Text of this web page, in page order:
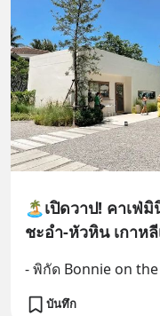
🏝เปิดวาป! คาเฟ่
ชะอำ-หัวหิน เกาห
- พิกัด Bonnie on
บันทึก